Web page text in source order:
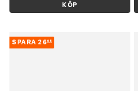
KÖP
SPARA 2605